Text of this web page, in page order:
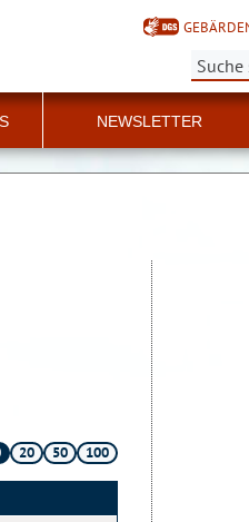
Suche:
NEWSLETTER
20 50 100